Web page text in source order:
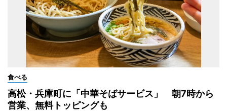
食べる
高松・兵庫町に「中華そばサービス」 朝7時から
営業、無料トッピングも